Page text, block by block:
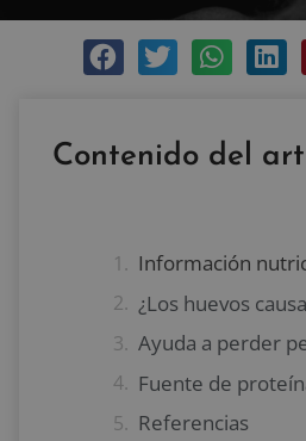
Contenido del
Información
Ayuda a perder
Referencias